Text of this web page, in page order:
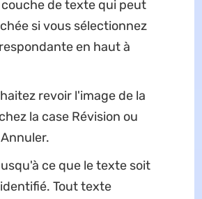
de texte qui peut
si vous sélectionnez
en haut à
revoir l'image de la
la case Révision ou
ce que le texte soit
Tout texte